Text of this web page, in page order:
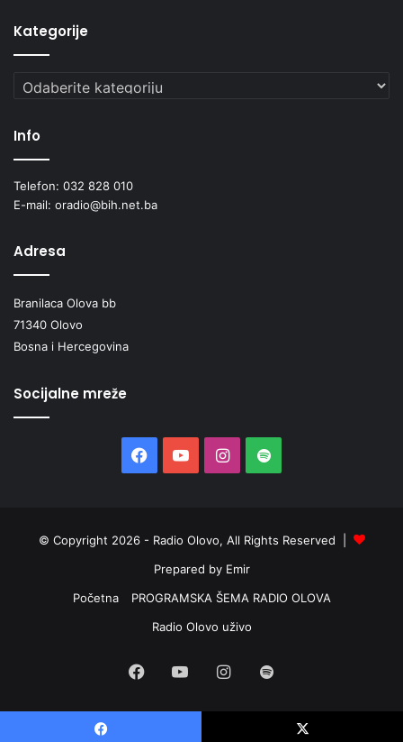
Kategorije
Kategorije
Info
Telefon: 032 828 010
E-mail: oradio@bih.net.ba
Adresa
Branilaca Olova bb
71340 Olovo
Bosna i Hercegovina
Socijalne mreže
Facebook
YouTubeInstagram
Spotify
© Copyright 2026 - Radio Olovo, All Rights Reserved |
Prepared by Emir
Početna
PROGRAMSKA ŠEMA RADIO OLOVA
Radio Olovo uživo
Facebook
YouTubeInstagram
Spotify